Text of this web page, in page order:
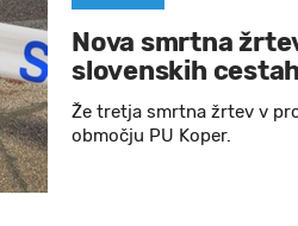
Nova smrtna
slovenskih
Že tretja smrtna žrtev v
območju PU Koper.